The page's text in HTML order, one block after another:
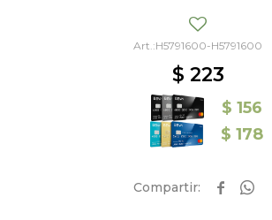
H5791600-H5791600
$ 223
$ 156
$ 178
 